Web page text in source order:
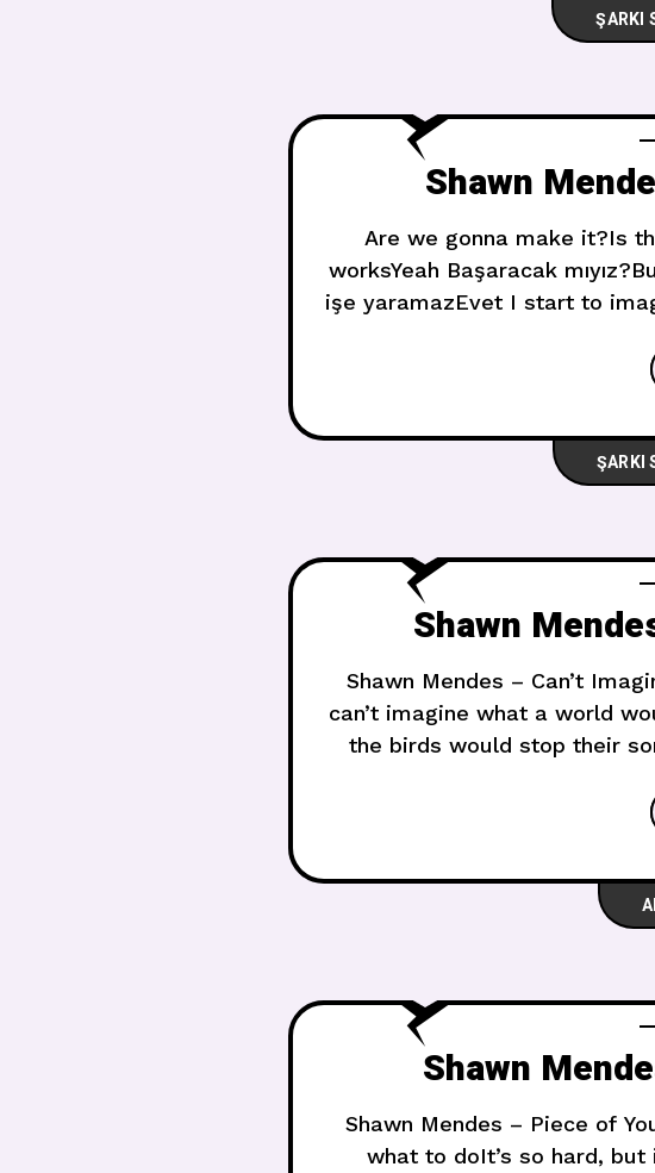
ŞARKI
Shawn
Are we gonna make it?Is
worksYeah Başaracak
işe yaramazEvet I start to
ŞARKI
Shawn
Shawn Mendes – Can’t
can’t imagine what a world
the birds would stop their
Shawn
Shawn Mendes – Piece of
what to doIt’s so hard,